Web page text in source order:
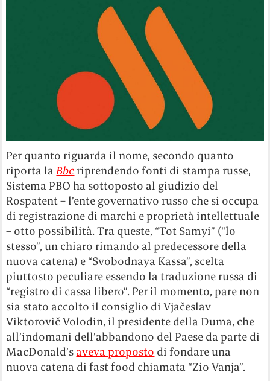
Per quanto riguarda il nome, secondo quanto
riporta laBbc riprendendo fonti di stampa russe,
Sistema PBO ha sottoposto al giudizio del
Rospatent – l’ente governativo russo che si occupa
di registrazione di marchi e proprietà intellettuale
– otto possibilità. Tra queste, “Tot Samyi” (“lo
stesso”, un chiaro rimando al predecessore della
nuova catena) e “Svobodnaya Kassa”, scelta
piuttosto peculiare essendo la traduzione russa di
“registro di cassa libero”. Per il momento, pare non
sia stato accolto il consiglio di Vjačeslav
Viktorovič Volodin, il presidente della Duma, che
all’indomani dell’abbandono del Paese da parte di
MacDonald’s aveva proposto di fondare una
nuova catena di fast food chiamata “Zio Vanja”.